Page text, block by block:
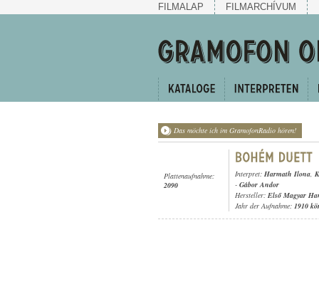
FILMALAP FILMARCHÍVUM
Das möchte ich im GramofonRadio hören!
Plattenaufnahme:
2090
Interpret: Harmath Ilona,
- Gábor Andor
Hersteller: Első Magyar
Jahr der Aufnahme: 1910